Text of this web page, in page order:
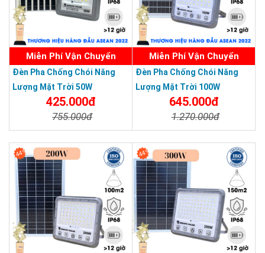
Miễn Phí Vận Chuyển
Đèn Pha Chống Chói Năng
Lượng Mặt Trời 50W
425.000đ
755.000đ
Miễn Phí Vận Chuyển
Đèn Pha Chống Chói Năng
Lượng Mặt Trời 100W
645.000đ
1.270.000đ
44% 44%